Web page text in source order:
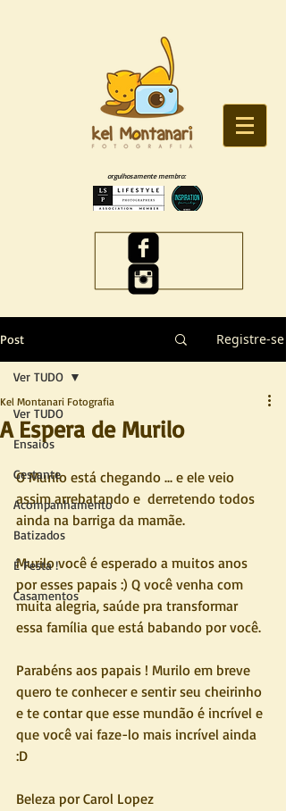
orgulhosamente membro:
Post Registre-se
Ver TUDO
Ensaios
Gestante
Acompanhamento
Batizados
É Festa !
Casamentos
Ver TUDO
A Espera de Murilo
Kel Montanari Fotografia
O Murilo está chegando ... e ele veio
assim arrebatando e  derretendo todos
ainda na barriga da mamãe.
Murilo você é esperado a muitos anos
por esses papais :) Q você venha com
muita alegria, saúde pra transformar
essa família que está babando por você.
Parabéns aos papais ! Murilo em breve
quero te conhecer e sentir seu cheirinho
e te contar que esse mundão é incrível e
que você vai faze-lo mais incrível ainda
:D
Beleza por Carol Lopez